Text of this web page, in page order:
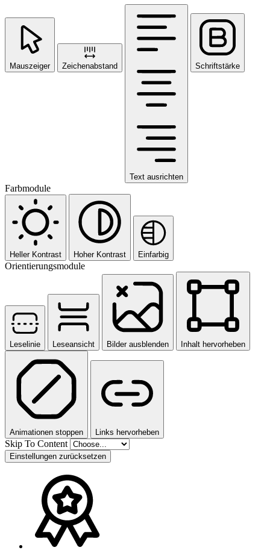
Mauszeiger Zeichenabstand
Text ausrichten
Schriftstärke
Farbmodule
Heller Kontrast Hoher Kontrast Einfarbig
Orientierungsmodule
Leselinie Leseansicht Bilder ausblenden Inhalt hervorheben
Animationen stoppen Links hervorheben
Skip To Content
Einstellungen zurücksetzen